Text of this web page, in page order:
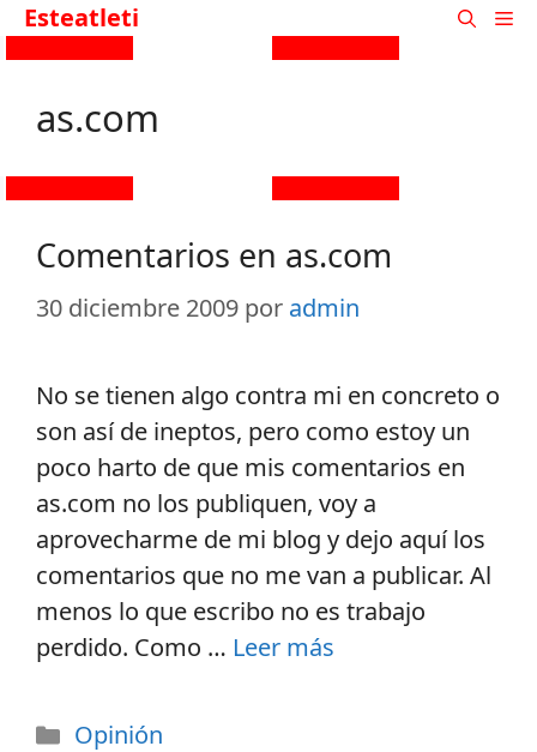
Esteatleti
as.com
Comentarios en as.com
30 diciembre 2009 por admin
No se tienen algo contra mi en concreto o
son así de ineptos, pero como estoy un
poco harto de que mis comentarios en
as.com no los publiquen, voy a
aprovecharme de mi blog y dejo aquí los
comentarios que no me van a publicar. Al
menos lo que escribo no es trabajo
perdido. Como … Leer más
Opinión